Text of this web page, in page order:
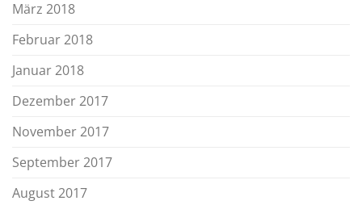
März 2018
Februar 2018
Januar 2018
Dezember 2017
November 2017
September 2017
August 2017